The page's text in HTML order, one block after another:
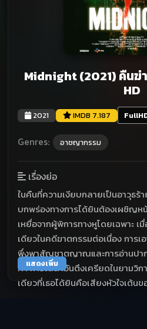
Midnight (2021) คืนฆ่
HD
2021 IMDB 7.187
Genres: อาชญากรรม
เรื่องย่อ
ในคืนที่ความเงียบกลายเป็นอาวุธ
บกพร่องทางการได้ยินต้องเผชิญห
เหยื่อจากผู้พิการทางหูโดยเฉพาะ เ
เดียวในคดีฆาตกรรมต่อเนื่อง การ
พึ่งพาสัญชาตญาณและการอ่านปา
คำ การไล่ล่าอันตึงเครียดในยามวิ
เดียวที่เธอได้ยินคือเสียงหัวใจเต้นข
แสดงเพิ่ม